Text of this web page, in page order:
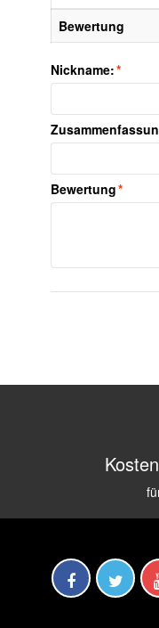
Bewertung
*
Nickname:
*
Bewertung